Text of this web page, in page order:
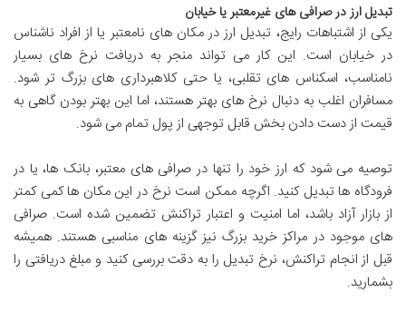
تبدیل ارز در صرافی های غیرمعتبر یا خیابان
یکی از اشتباهات رایج، تبدیل ارز در مکان های نامعتبر یا از افراد ناشناس
در خیابان است. این کار می تواند منجر به دریافت نرخ های بسیار
نامناسب، اسکناس های تقلبی، یا حتی کلاهبرداری های بزرگ تر شود.
مسافران اغلب به دنبال نرخ های بهتر هستند، اما این بهتر بودن گاهی به
قیمت از دست دادن بخش قابل توجهی از پول تمام می شود.
توصیه می شود که ارز خود را تنها در صرافی های معتبر، بانک ها، یا در
فرودگاه ها تبدیل کنید. اگرچه ممکن است نرخ در این مکان ها کمی کمتر
از بازار آزاد باشد، اما امنیت و اعتبار تراکنش تضمین شده است. صرافی
های موجود در مراکز خرید بزرگ نیز گزینه های مناسبی هستند. همیشه
قبل از انجام تراکنش، نرخ تبدیل را به دقت بررسی کنید و مبلغ دریافتی را
بشمارید.